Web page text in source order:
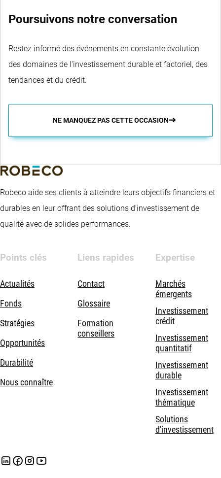
Poursuivons notre conversation
Restez informé des événements en constante évolution
des domaines de l'investissement durable et factoriel, des
tendances et du crédit.
NE MANQUEZ PAS CETTE OCCASION
Robeco aide ses clients à atteindre leurs objectifs financiers et
durables en leur offrant des solutions d’investissement de
qualité avec de solides performances.
Points clés
Actualités
Fonds
Stratégies
Opportunités
Durabilité
Nous connaître
Liens rapides
Contact
Glossaire
Formation
conseillers
Expertise
Marchés
émergents
Investissement
crédit
Investissement
quantitatif
Investissement
durable
Investissement
thématique
Solutions
d'investissement